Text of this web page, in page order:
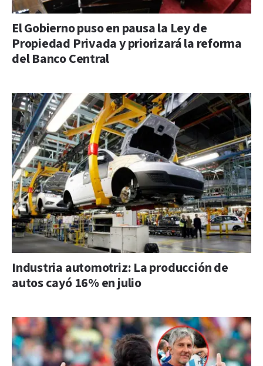
El Gobierno puso en pausa la Ley de
Propiedad Privada y priorizará la reforma
del Banco Central
Industria automotriz: La producción de
autos cayó 16% en julio